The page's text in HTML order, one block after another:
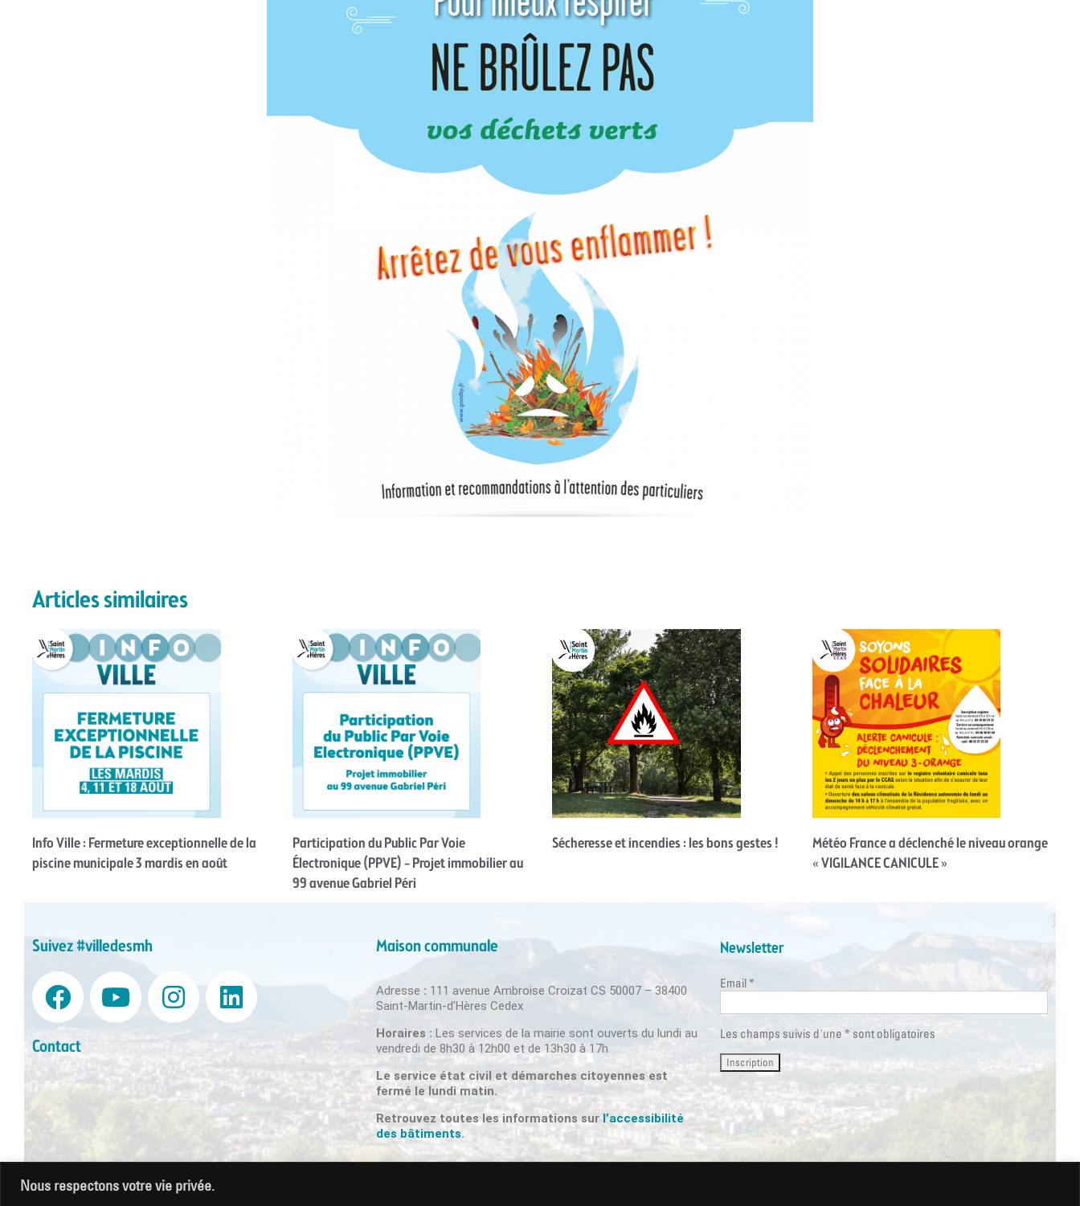
Nous respectons votre vie privée.
Articles similaires
Info Ville : Fermeture exceptionnelle de la
piscine municipale 3 mardis en août
Participation du Public Par Voie
Électronique (PPVE) – Projet immobilier au
99 avenue Gabriel Péri
Sécheresse et incendies : les bons gestes !
Météo France a déclenché le niveau orange
« VIGILANCE CANICULE »
Suivez #villedesmh
Contact
Maison communale
Adresse : 111 avenue Ambroise Croizat CS 50007 – 38400
Saint-Martin-d’Hères Cedex
Horaires : Les services de la mairie sont ouverts du lundi au
vendredi de 8h30 à 12h00 et de 13h30 à 17h
Le service état civil et démarches citoyennes est
fermé le lundi matin.
Retrouvez toutes les informations sur l’accessibilité
des bâtiments.
Newsletter
Email *
Les champs suivis d'une * sont obligatoires
Mentions légales|Gestion des cookies